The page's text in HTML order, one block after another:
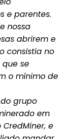
e parentes.
nossa
abrirem e
consistia no
se
o mínimo de
grupo
em
CredMiner, e